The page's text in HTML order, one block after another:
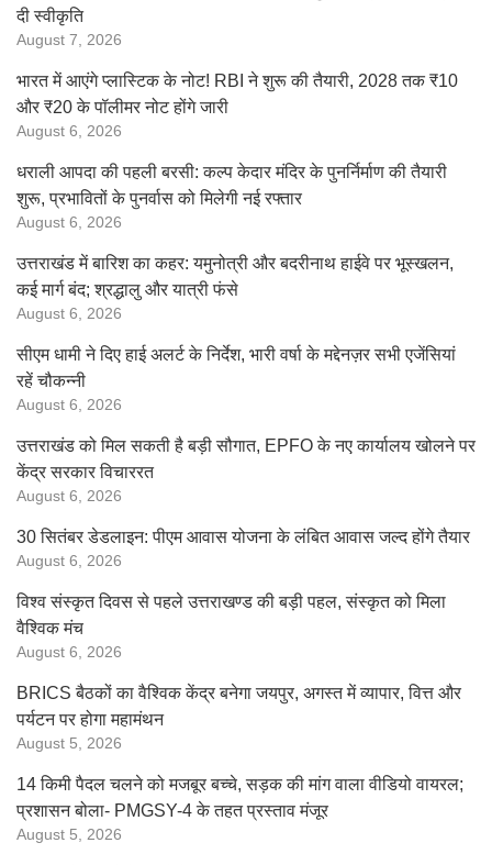
दी स्वीकृति
August 7, 2026
भारत में आएंगे प्लास्टिक के नोट! RBI ने शुरू की तैयारी, 2028 तक ₹10
और ₹20 के पॉलीमर नोट होंगे जारी
August 6, 2026
धराली आपदा की पहली बरसी: कल्प केदार मंदिर के पुनर्निर्माण की तैयारी
शुरू, प्रभावितों के पुनर्वास को मिलेगी नई रफ्तार
August 6, 2026
उत्तराखंड में बारिश का कहर: यमुनोत्री और बदरीनाथ हाईवे पर भूस्खलन,
कई मार्ग बंद; श्रद्धालु और यात्री फंसे
August 6, 2026
सीएम धामी ने दिए हाई अलर्ट के निर्देश, भारी वर्षा के मद्देनज़र सभी एजेंसियां
रहें चौकन्नी
August 6, 2026
उत्तराखंड को मिल सकती है बड़ी सौगात, EPFO के नए कार्यालय खोलने पर
केंद्र सरकार विचाररत
August 6, 2026
30 सितंबर डेडलाइन: पीएम आवास योजना के लंबित आवास जल्द होंगे तैयार
August 6, 2026
विश्व संस्कृत दिवस से पहले उत्तराखण्ड की बड़ी पहल, संस्कृत को मिला
वैश्विक मंच
August 6, 2026
BRICS बैठकों का वैश्विक केंद्र बनेगा जयपुर, अगस्त में व्यापार, वित्त और
पर्यटन पर होगा महामंथन
August 5, 2026
14 किमी पैदल चलने को मजबूर बच्चे, सड़क की मांग वाला वीडियो वायरल;
प्रशासन बोला- PMGSY-4 के तहत प्रस्ताव मंजूर
August 5, 2026